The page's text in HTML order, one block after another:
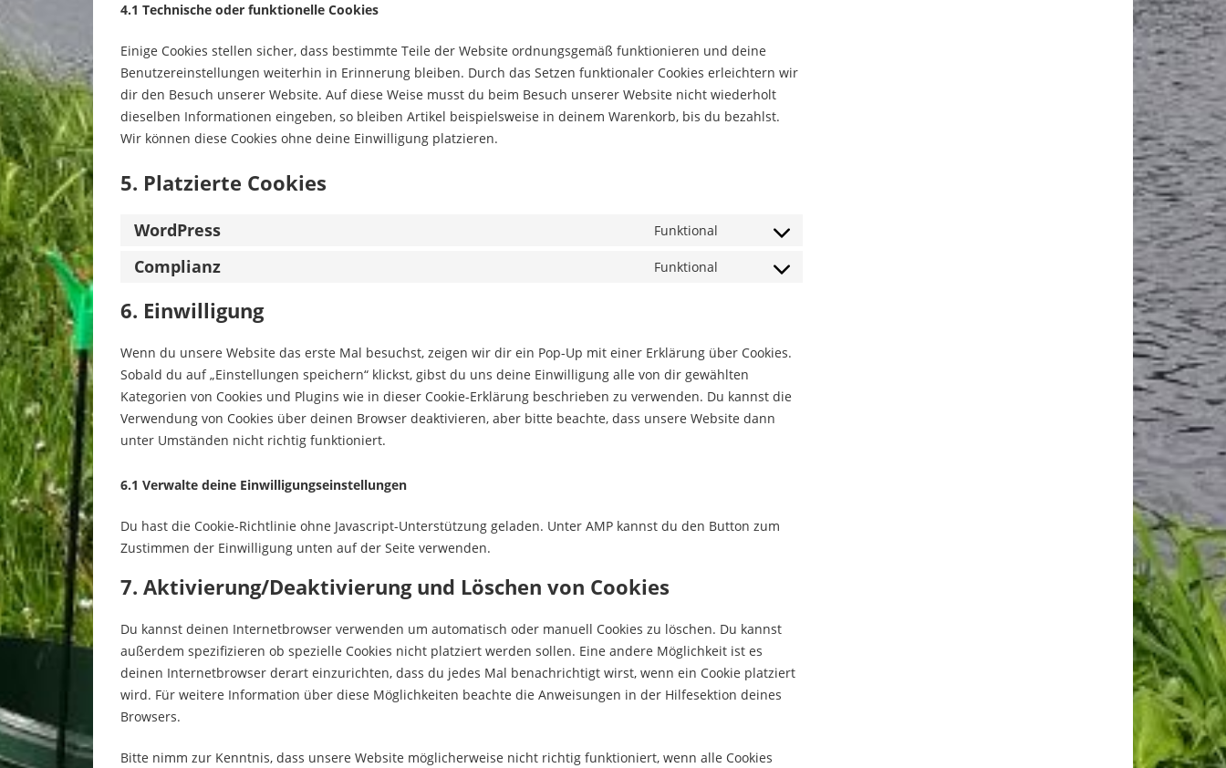
4.1 Technische oder funktionelle Cookies
Einige Cookies stellen sicher, dass bestimmte Teile der Website ordnungsgemäß funktionieren und deine
Benutzereinstellungen weiterhin in Erinnerung bleiben. Durch das Setzen funktionaler Cookies erleichtern wir
dir den Besuch unserer Website. Auf diese Weise musst du beim Besuch unserer Website nicht wiederholt
dieselben Informationen eingeben, so bleiben Artikel beispielsweise in deinem Warenkorb, bis du bezahlst.
Wir können diese Cookies ohne deine Einwilligung platzieren.
5. Platzierte Cookies
WordPress Funktional
Consent
Complianz Funktional
Consent
6. Einwilligung
Wenn du unsere Website das erste Mal besuchst, zeigen wir dir ein Pop-Up mit einer Erklärung über Cookies.
Sobald du auf „Einstellungen speichern“ klickst, gibst du uns deine Einwilligung alle von dir gewählten
Kategorien von Cookies und Plugins wie in dieser Cookie-Erklärung beschrieben zu verwenden. Du kannst die
Verwendung von Cookies über deinen Browser deaktivieren, aber bitte beachte, dass unsere Website dann
unter Umständen nicht richtig funktioniert.
6.1 Verwalte deine Einwilligungseinstellungen
Du hast die Cookie-Richtlinie ohne Javascript-Unterstützung geladen. Unter AMP kannst du den Button zum
Zustimmen der Einwilligung unten auf der Seite verwenden.
7. Aktivierung/Deaktivierung und Löschen von Cookies
Du kannst deinen Internetbrowser verwenden um automatisch oder manuell Cookies zu löschen. Du kannst
außerdem spezifizieren ob spezielle Cookies nicht platziert werden sollen. Eine andere Möglichkeit ist es
deinen Internetbrowser derart einzurichten, dass du jedes Mal benachrichtigt wirst, wenn ein Cookie platziert
wird. Für weitere Information über diese Möglichkeiten beachte die Anweisungen in der Hilfesektion deines
Browsers.
Bitte nimm zur Kenntnis, dass unsere Website möglicherweise nicht richtig funktioniert, wenn alle Cookies